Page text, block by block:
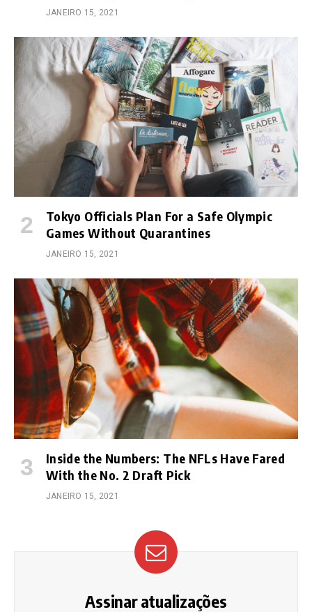
JANEIRO 15, 2021
Tokyo Officials Plan For a Safe Olympic
Games Without Quarantines
JANEIRO 15, 2021
Inside the Numbers: The NFLs Have Fared
With the No. 2 Draft Pick
JANEIRO 15, 2021
Assinar atualizações